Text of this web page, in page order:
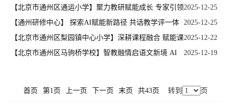
——后南仓小学首届仓廪节跨学科学习研讨活动圆满收官2025-12-25
【北京市通州区通运小学】聚力教研赋能成长 专家引领
共话未来 ——基于大数据智慧研修促进区域教育高质量发展教学
研讨会
2025-12-25
【通州研修中心】 探索AI赋能新路径 共话教学评一体
化——初中语文“教学评一体化”AI赋能实践研究活动
2025-12-22
【北京市通州区梨园镇中心小学】深耕课程融合 赋能课
堂转型——融合·创生·赋能 基于课标的跨学科学习校本实践与探索
2025-12-19
【北京市通州区马驹桥学校】智教融情启语文新境 AI
首页 第1页 上一页 下一页 末页 共43页 转到 页